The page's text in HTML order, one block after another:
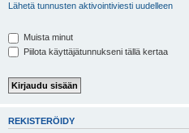
Lähetä tunnusten aktivointiviesti uudelleen
Muista minut
Piilota käyttäjätunnukseni tällä kertaa
REKISTERÖIDY